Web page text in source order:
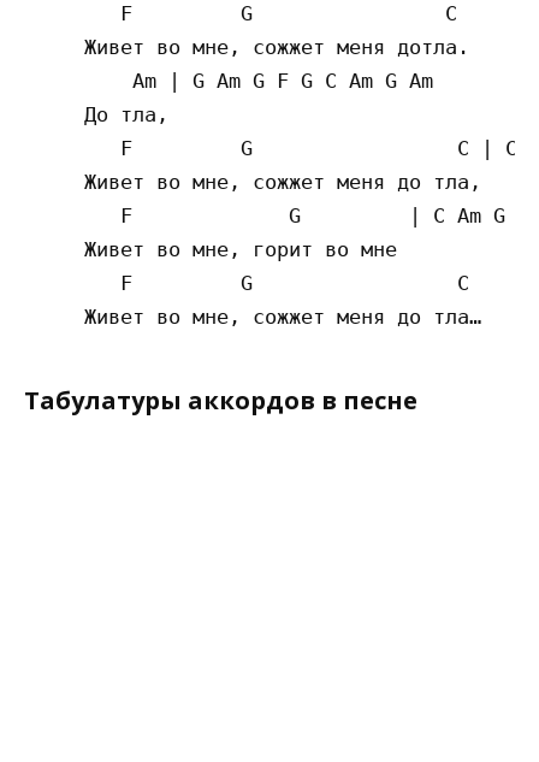
        F         G                C
     Живет во мне, сожжет меня дотла.
         Am | G Am G F G C Am G Am
     До тла,
F         G                 C | C
     Живет во мне, сожжет меня до тла,
F             G         | C Am G
     Живет во мне, горит во мне
        F         G                 C
Табулатуры аккордов в песне